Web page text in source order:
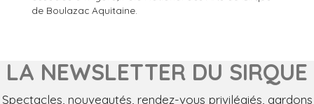
de Boulazac Aquitaine.
LA NEWSLETTER DU SIRQUE
Spectacles, nouveautés, rendez-vous privilégiés, gardons